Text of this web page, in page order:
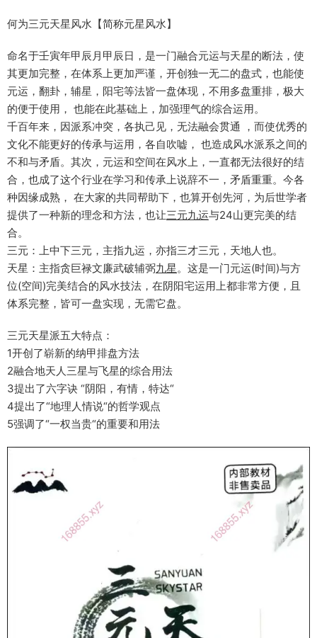
何为三元天星风水【简称元星风水】
命名于壬寅年甲辰月甲辰日，是一门融合元运与天星的断法，使
其更加完整，在体系上更加严谨，开创独一无二的盘式，也能使
元运，翻卦，辅星，阳宅等法皆一盘体现，不用多盘重排，极大
的便于使用， 也能在此基础上，加强理气的综合运用。
千百年来，因派系冲突，各执己见，无法融会贯通 ，而使优秀的
文化不能更好的传承与运用，各自吹嘘， 也造成风水派系之间的
不和与矛盾。其次，元运和空间在风水上，一直都无法很好的结
合，也成了这个行业在学习和传承上说辞不一，矛盾重重。今各
种因缘成熟， 在大家的共同帮助下，也算开创先河，为后世学者
提供了一种新的理念和方法，也让三元九运与24山更完美的结
合。
三元：上中下三元，主指九运，亦指三才三元，天地人也。
天星：主指贪巨禄文廉武破辅弼九星。这是一门元运(时间)与方
位(空间)完美结合的风水技法，在阴阳宅运用上都非常方便，且
体系完整，皆可一盘实现，无需它盘。
三元天星派五大特点：
1开创了崭新的纳甲排盘方法
2融合地天人三星与飞星的综合用法
3提出了六字诀 “阴阳，有情，特达“
4提出了“地理人情说“的哲学观点
5强调了“一权当贵“的重要和用法